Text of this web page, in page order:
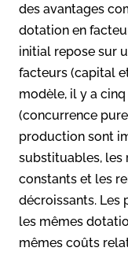
des avantages
dotation en
initial repose sur
facteurs (capital
modèle, il y a
(concurrence
production sont
substituables, les
constants et les
décroissants. Les
les mêmes
mêmes coûts